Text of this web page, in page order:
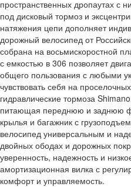
пространственных дропаутах с
под дисковый тормоз и
натяжения цепи дополняет
дорожный велосипед от
собрана на восьмискоростной
с емкостью в 306 позволяет
общего пользования с любыми
чувствовать себя на
гидравлические тормоза
питающая переднюю и заднюю
крылья и багажник с
велосипед универсальным и
двойных ободах и дорожных
уверенность, надежность и
амортизационная вилка с
комфорт и управляемость.